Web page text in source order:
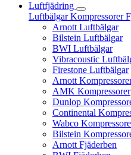
Luftfjädring
LuftbälgarKompressorer
Arnott Luftbälgar
Bilstein Luftbälgar
BWI Luftbälgar
Vibracoustic
Firestone Luftbälgar
Arnott
AMK Kompressorer
Dunlop
Continental
Wabco
Bilstein
Arnott Fjäderben